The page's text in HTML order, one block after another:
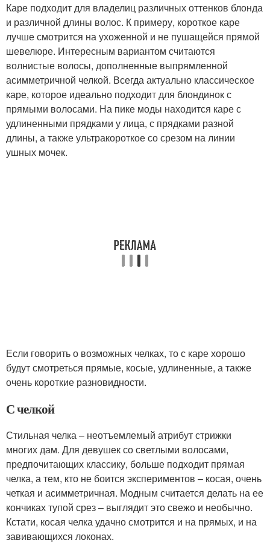
Каре подходит для владелиц различных оттенков блонда
и различной длины волос. К примеру, короткое каре
лучше смотрится на ухоженной и не пушащейся прямой
шевелюре. Интересным вариантом считаются
волнистые волосы, дополненные выпрямленной
асимметричной челкой. Всегда актуально классическое
каре, которое идеально подходит для блондинок с
прямыми волосами. На пике моды находится каре с
удлиненными прядками у лица, с прядками разной
длины, а также ультракороткое со срезом на линии
ушных мочек.
Если говорить о возможных челках, то с каре хорошо
будут смотреться прямые, косые, удлиненные, а также
очень короткие разновидности.
С челкой
Стильная челка – неотъемлемый атрибут стрижки
многих дам. Для девушек со светлыми волосами,
предпочитающих классику, больше подходит прямая
челка, а тем, кто не боится экспериментов – косая, очень
четкая и асимметричная. Модным считается делать на ее
кончиках тупой срез – выглядит это свежо и необычно.
Кстати, косая челка удачно смотрится и на прямых, и на
завивающихся локонах.